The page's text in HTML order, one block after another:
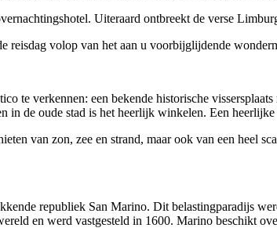
Uiteraard ontbreekt de verse
reisdag volop van het aan u voorbijglijdende
te verkennen: een bekende historische
in de oude stad is het heerlijk winkelen. Een
van zon, zee en strand, maar ook van een heel
republiek San Marino. Dit belastingparadijs
en werd vastgesteld in 1600. Marino beschikt